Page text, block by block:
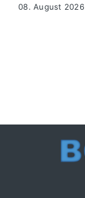
08. August 2026